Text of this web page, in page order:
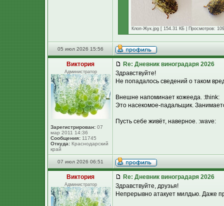
Клоп-Жук.jpg [ 154.31 КБ | Просмотров:
05 июл 2026 15:56
Виктория
Администратор
Зарегистрирован: 07
мар 2011 14:36
Сообщения: 11745
Откуда: Краснодарский
край
Re: Дневник виноградаря 2026
Здравствуйте!
Не попадалось сведений о таком
Внешне напоминает кожееда. :think:
Это насекомое-падальщик.
Пусть себе живёт, наверное. :wave:
07 июл 2026 06:51
Виктория
Администратор
Re: Дневник виноградаря 2026
Здравствуйте, друзья!
Непрерывно атакует милдью. Даже